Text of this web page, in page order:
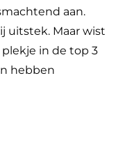
aan.
uitstek. Maar wist
in de top 3
hebben